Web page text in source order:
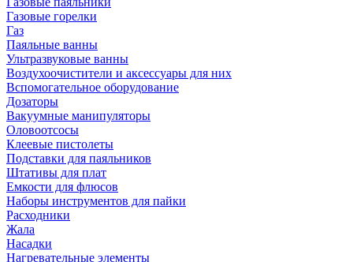
Газовые горелки
Газ
Паяльные ванны
Ультразвуковые ванны
Воздухоочистители и аксессуары для них
Вспомогательное оборудование
Дозаторы
Вакуумные манипуляторы
Оловоотсосы
Клеевые пистолеты
Подставки для паяльников
Штативы для плат
Емкости для флюсов
Наборы инструментов для пайки
Расходники
Жала
Насадки
Нагревательные элементы